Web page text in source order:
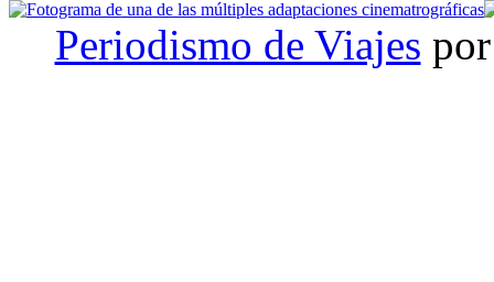
Periodismo de Viajes